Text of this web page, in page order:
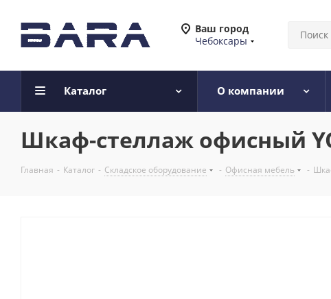
Ваш город
Чебоксары
Каталог О компании
Шкаф-стеллаж офисный
Главная - Каталог - Складское оборудование - Офисная мебель -